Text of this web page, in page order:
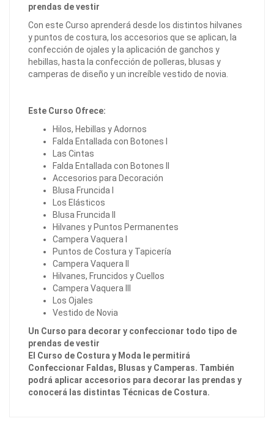
prendas de vestir
Con este Curso aprenderá desde los distintos hilvanes
y puntos de costura, los accesorios que se aplican, la
confección de ojales y la aplicación de ganchos y
hebillas, hasta la confección de polleras, blusas y
camperas de diseño y un increíble vestido de novia.
Este Curso Ofrece:
Hilos, Hebillas y Adornos
Falda Entallada con Botones I
Las Cintas
Falda Entallada con Botones II
Accesorios para Decoración
Blusa Fruncida I
Los Elásticos
Blusa Fruncida II
Hilvanes y Puntos Permanentes
Campera Vaquera I
Puntos de Costura y Tapicería
Campera Vaquera II
Hilvanes, Fruncidos y Cuellos
Campera Vaquera III
Los Ojales
Vestido de Novia
Un Curso para decorar y confeccionar todo tipo de
prendas de vestir
El Curso de Costura y Moda le permitirá
Confeccionar Faldas, Blusas y Camperas. También
podrá aplicar accesorios para decorar las prendas y
conocerá las distintas Técnicas de Costura.